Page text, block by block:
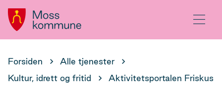
Hovedportal Meny
Du
her:
Forsiden
Alle tjenester
Kultur, idrett og fritid
Aktivitetsportalen Friskus